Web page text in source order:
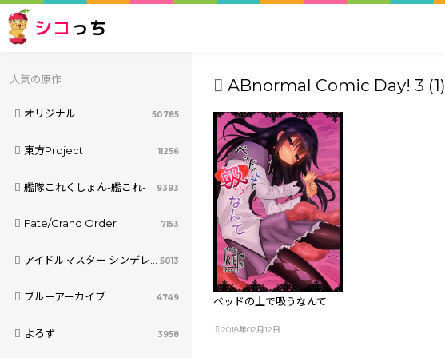
シコ っち
人気の原作
オリジナル 50785
東方Project 11256
艦隊これくしょん-艦これ- 9393
Fate/Grand Order 7153
アイドルマスター シンデレラガールズ 5013
ブルーアーカイブ 4749
よろず 3958
ABnormal Comic Day! 3 (1)
ベッドの上で吸うなんて
2018年02月12日